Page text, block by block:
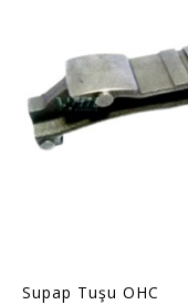
Supap Tuşu OHC